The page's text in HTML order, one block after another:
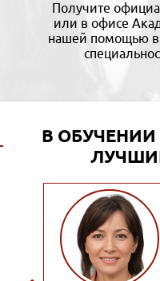
Получите
или в офисе
нашей помощью в
В